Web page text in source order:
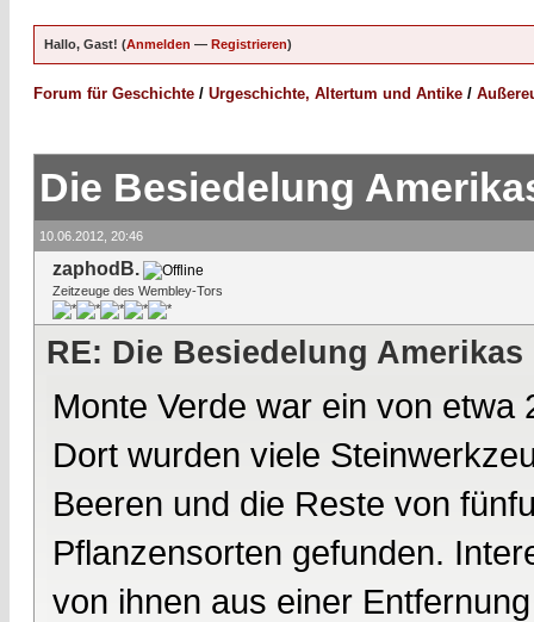
Hallo, Gast! (Anmelden — Registrieren)
Forum für Geschichte / Urgeschichte, Altertum und Antike /
Die Besiedelung
10.06.2012, 20:46
zaphodB.
Zeitzeuge des Wembley-Tors
RE: Die Besiedelung Amerikas
Monte Verde war ein von
Dort wurden viele
Beeren und die Reste von
Pflanzensorten gefunden.
von ihnen aus einer